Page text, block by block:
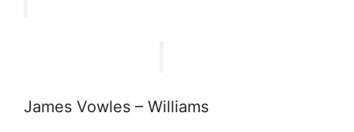
James Vowles – Williams